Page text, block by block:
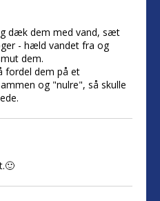
dæk dem med vand, sæt
- hæld vandet fra og
dem.
fordel dem på et
og "nulre", så skulle